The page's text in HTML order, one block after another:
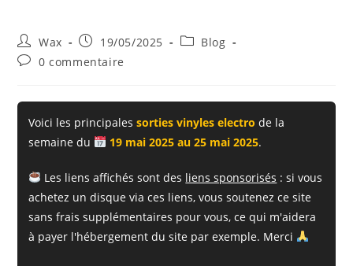
Auteur/autrice
de
la
Wax
Publication
publiée :
19/05/2025
PostBlog
Commentaires
publication :
0 commentaire
Voici les principalessorties vinyles electro de la
semaine du
19 mai 2025 au 25 mai 2025.
Les liens affichés sont des liens sponsorisés : si vous
achetez un disque via ces liens, vous soutenez ce site
sans frais supplémentaires pour vous, ce qui m'aidera
à payer l'hébergement du site par exemple. Merci